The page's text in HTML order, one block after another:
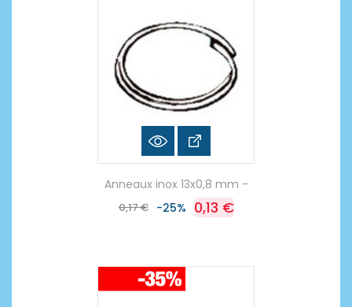
Anneaux inox 13x0,8 mm -
0,17 € -25% 0,13 €